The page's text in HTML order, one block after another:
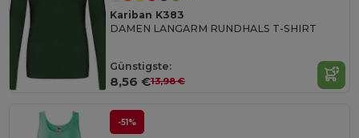
Kariban K383
DAMEN LANGARM RUNDHALS T-SHIRT
Günstigste:
8,56 €13,98 €
-51%